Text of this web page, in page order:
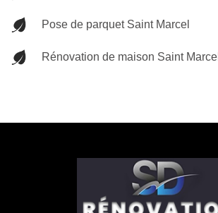
Pose de parquet Saint Marcel
Rénovation de maison Saint Marcel